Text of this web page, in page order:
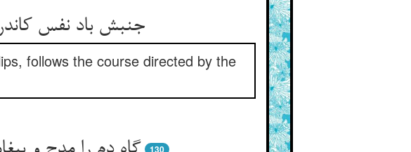
جنبش باد نفس
follows the course directed by the
130